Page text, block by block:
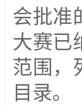
会批准
大赛已
范围，
目录。